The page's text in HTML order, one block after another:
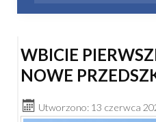
WBICIE
NOWE
Utworzono: 13 czerwca